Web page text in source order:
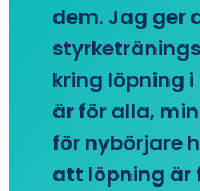
dem. Jag ger
kring löpning
är för alla,
för nybörjare
att löpning är